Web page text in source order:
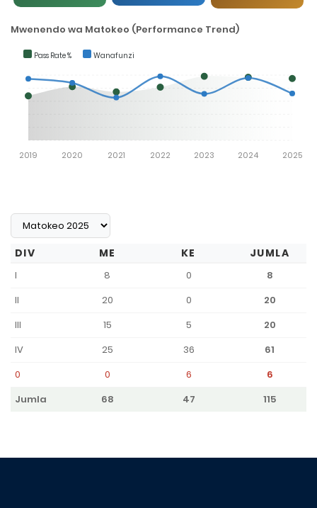
Mwenendo wa Matokeo (Performance Trend)
Pass Rate % Wanafunzi
2019 2020 2021 2022 2023 2024 2025
DIV ME KE JUMLA
I 8 0
8
II
20 0
20
III
15 5
20
IV
25 36
61
0
0 6
6
Jumla
68 47 115